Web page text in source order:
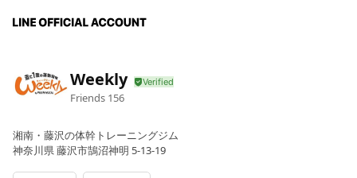
Weekly
Friends 156
湘南・藤沢の体幹トレーニングジム
神奈川県 藤沢市鵠沼神明 5-13-19